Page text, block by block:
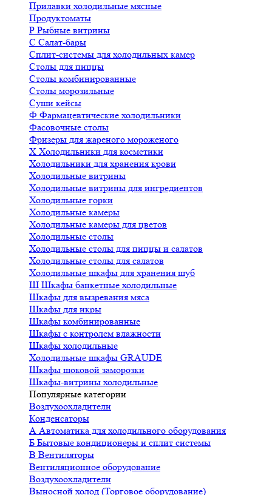
Прилавки холодильные мясные
Продуктоматы
Р Рыбные витрины
С Салат-бары
Сплит-системы для холодильных камер
Столы для пиццы
Столы комбинированные
Столы морозильные
Суши кейсы
Ф Фармацевтические холодильники
Фасовочные столы
Фризеры для жареного мороженого
Х Холодильники для косметики
Холодильники для хранения крови
Холодильные витрины
Холодильные витрины для ингредиентов
Холодильные горки
Холодильные камеры
Холодильные камеры для цветов
Холодильные столы
Холодильные столы для пиццы и салатов
Холодильные столы для салатов
Холодильные шкафы для хранения шуб
Ш Шкафы банкетные холодильные
Шкафы для вызревания мяса
Шкафы для икры
Шкафы комбинированные
Шкафы с контролем влажности
Шкафы холодильные
Холодильные шкафы GRAUDE
Шкафы шоковой заморозки
Шкафы-витрины холодильные
Популярные категории
Воздухоохладители
Конденсаторы
А Автоматика для холодильного оборудования
Б Бытовые кондиционеры и сплит системы
В Вентиляторы
Вентиляционное оборудование
Воздухоохладители
Выносной холод (Торговое оборудование)